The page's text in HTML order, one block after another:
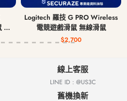
無
Logitech 羅技 G PRO Wireless
電競遊戲滑鼠 無線滑鼠
$2,700
線上客服
LINE ID : @US3C
舊機換新